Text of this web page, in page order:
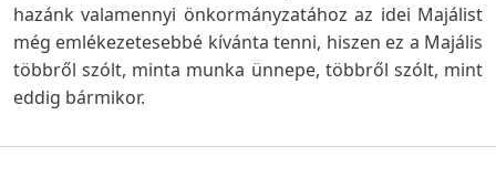
hazánk valamennyi önkormányzatához az idei Majálist
még emlékezetesebbé kívánta tenni, hiszen ez a Majális
többről szólt, minta munka ünnepe, többről szólt, mint
eddig bármikor.